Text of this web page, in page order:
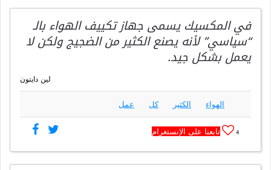
في المكسيك يسمى جهاز تكييف الهواء بالـ
“سياسي” لأنه يصنع الكثير من الضجيج ولكن لا
يعمل بشكل جيد.
لين دايتون
الهواء الكثير كل عمل
4 تابعنا على الإنستغرام